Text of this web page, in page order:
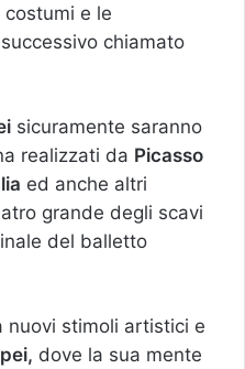
costumi e le
chiamato
sicuramente saranno
realizzati da Picasso
ed anche altri
grande degli scavi
del balletto
nuovi stimoli artistici e
dove la sua mente